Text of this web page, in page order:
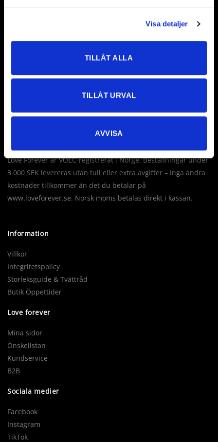
Visa detaljer
TILLÅT ALLA
TILLÅT URVAL
AVVISA
Love Forever AB
Sverige
E-post:info@loveforever.se
Love Forever är VOEC-registrerat i Norge. Beställningar under
3 000 SEK levereras utan tull eller extra avgifter – inga andra
kostnader tillkommer än det du betalar på
www.loveforever.se. Norsk moms betalas direkt i kassan.
Information
Villkor
Integritetspolicy
Storleksguide & Tvättråd
Butik Öppettider
Love forever
Mina sidor
Önskelistan
Kundservice
B2B
Sociala medier
Facebook
Instagram
TikTok